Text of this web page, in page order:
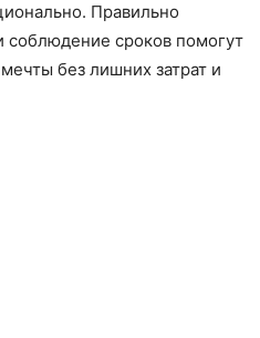
Правильно
сроков помогут
без лишних затрат и